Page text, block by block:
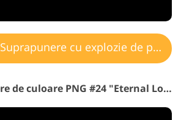
Suprapunere cu explozie de pulbere
Explozie de pulbere de culoare PNG #24 "Eternal Love"